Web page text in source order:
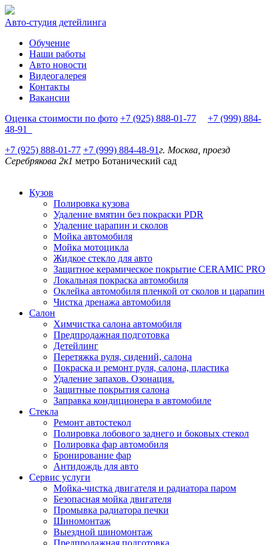
Авто-студия детейлинга
Обучение
Наши работы
Авто новости
Видеогалерея
Контакты
Вакансии
Оценка стоимости по фото +7 (925) 888-01-77
+7 (999) 884-
48-91
+7 (925) 888-01-77 +7 (999) 884-48-91г. Москва, проезд
Серебрякова 2к1 метро Ботанический сад
Кузов
Полировка кузова
Удаление вмятин без покраски PDR
Удаление царапин и сколов
Мойка автомобиля
Мойка мотоцикла
Жидкое стекло для авто
Защитное керамическое покрытие CERAMIC PRO
Локальная покраска автомобиля
Оклейка автомобиля пленкой от сколов и царапин
Чистка дренажа автомобиля
Салон
Химчистка салона автомобиля
Предпродажная подготовка
Детейлинг
Перетяжка руля, сидений, салона
Покраска и ремонт руля, салона, пластика
Удаление запахов. Озонация.
Защитные покрытия салона
Заправка кондиционера в автомобиле
Стекла
Ремонт автостекол
Полировка лобового заднего и боковых стекол
Полировка фар автомобиля
Бронирование фар
Антидождь для авто
Сервис услуги
Мойка-чистка двигателя и радиатора паром
Безопасная мойка двигателя
Промывка радиатора печки
Шиномонтаж
Выездной шиномонтаж
Предпродажная подготовка